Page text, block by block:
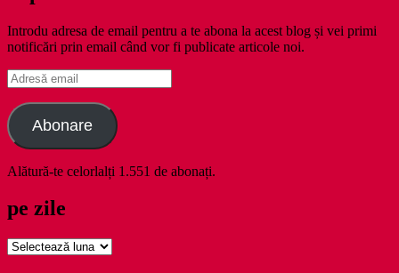
Introdu adresa de email pentru a te abona la acest blog și vei primi
notificări prin email când vor fi publicate articole noi.
Adresă
email
Abonare
Alătură-te celorlalți 1.551 de abonați.
pe zile
pe